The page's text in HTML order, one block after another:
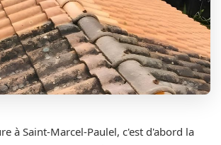
à Saint-Marcel-Paulel, c'est d'abord la